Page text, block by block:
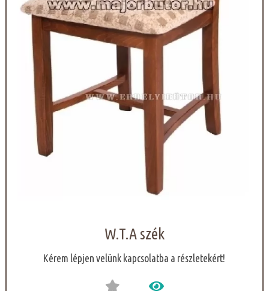
W.T.A szék
Kérem lépjen velünk kapcsolatba a részletekért!